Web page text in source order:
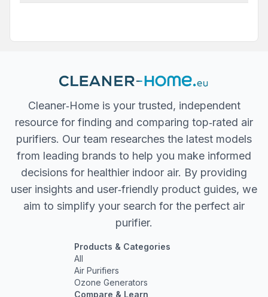
Cleaner‐Home is your trusted, independent
resource for finding and comparing top‐rated air
purifiers. Our team researches the latest models
from leading brands to help you make informed
decisions for healthier indoor air. By providing
user insights and user‐friendly product guides, we
aim to simplify your search for the perfect air
purifier.
Products & Categories
All
Air Purifiers
Ozone Generators
Compare & Learn